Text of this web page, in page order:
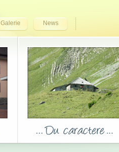
Galerie News